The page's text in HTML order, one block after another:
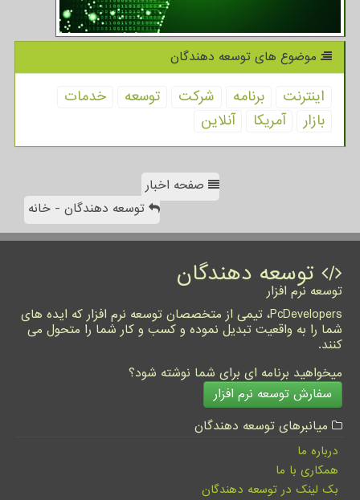
موضوع های توسعه دهندگان
اینترنت برنامه شركت توسعه
خدمات
بازار
آمریكا آنلاین
صفحه اخبار
توسعه دهندگان - خانه
توسعه دهندگان
توسعه نرم افزار
PcDevelopers، تیمی از متخصصان توسعه نرم افزار که ایده های
شما را به واقعیت تبدیل نموده و کسب و کار شما را متحول می
کنند.
میخواهید برنامه ای برای شما نوشته شود؟
سفارش توسعه نرم افزار
میانبرهای توسعه دهندگان
درباره ما
همکاری با ما
بک لینک در توسعه دهندگان